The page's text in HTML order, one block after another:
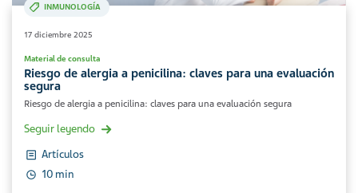
INMUNOLOGÍA
17 diciembre 2025
Material de consulta
Riesgo de alergia a penicilina: claves para una evaluación
segura
Riesgo de alergia a penicilina: claves para una evaluación segura
Seguir leyendo
Artículos
10 min